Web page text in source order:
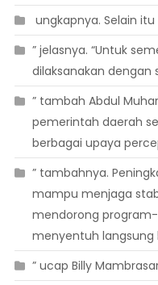
 ungkapnya. Selain itu
” jelasnya. “Untuk
dilaksanakan dengan
” tambah Abdul
pemerintah daerah
berbagai upaya
” tambahnya.
mampu menjaga
mendorong
menyentuh
” ucap Billy